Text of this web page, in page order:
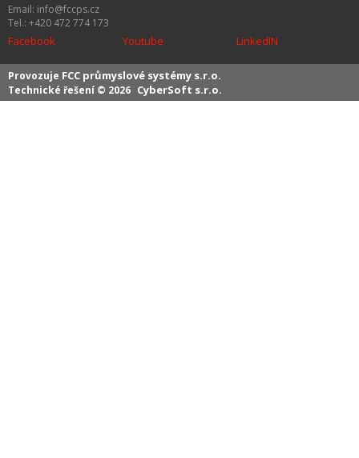
Email: info@fccps.cz
Tel.: +420 472 774 173
Facebook Youtube LinkedIN
Provozuje FCC průmyslové systémy s.r.o.
Technické řešení © 2026 CyberSoft s.r.o.